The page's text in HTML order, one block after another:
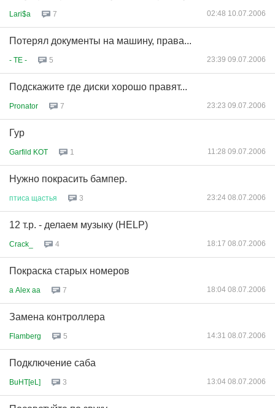
Lari$a 7 02:48 10.07.2006
Потерял документы на машину, права...
- TE - 5 23:39 09.07.2006
Подскажите где диски хорошо правят...
Pronator 7 23:23 09.07.2006
Гур
Garfild KOT 1 11:28 09.07.2006
Нужно покрасить бампер.
птиса щастья 3 23:24 08.07.2006
12 т.р. - делаем музыку (HELP)
Crack_ 4 18:17 08.07.2006
Покраска старых номеров
a Alex aa 7 18:04 08.07.2006
Замена контроллера
Flamberg 5 14:31 08.07.2006
Подключение саба
BuHT[eL] 3 13:04 08.07.2006